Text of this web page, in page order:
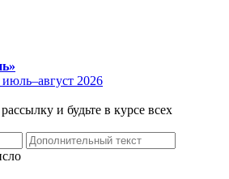
2026
и будьте в курсе всех